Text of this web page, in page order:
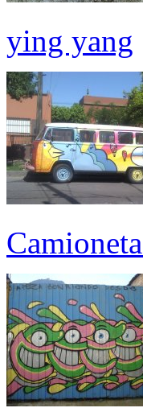
ying yang